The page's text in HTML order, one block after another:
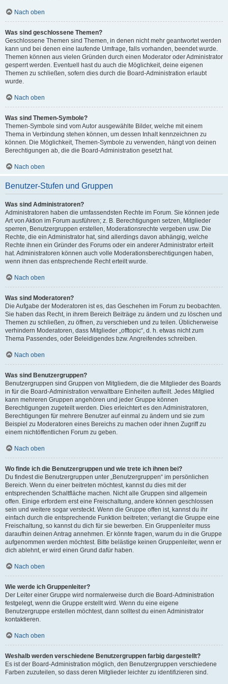
Nach oben
Was sind geschlossene Themen?
Geschlossene Themen sind Themen, in denen nicht mehr geantwortet werden
kann und bei denen eine laufende Umfrage, falls vorhanden, beendet wurde.
Themen können aus vielen Gründen durch einen Moderator oder Administrator
gesperrt werden. Eventuell hast du auch die Möglichkeit, deine eigenen
Themen zu schließen, sofern dies durch die Board-Administration erlaubt
wurde.
Nach oben
Was sind Themen-Symbole?
Themen-Symbole sind vom Autor ausgewählte Bilder, welche mit einem
Thema in Verbindung stehen können, um dessen Inhalt kennzeichnen zu
können. Die Möglichkeit, Themen-Symbole zu verwenden, hängt von deinen
Berechtigungen ab, die die Board-Administration gesetzt hat.
Nach oben
Benutzer-Stufen und Gruppen
Was sind Administratoren?
Administratoren haben die umfassendsten Rechte im Forum. Sie können jede
Art von Aktion im Forum ausführen; z. B. Berechtigungen setzen, Mitglieder
sperren, Benutzergruppen erstellen, Moderationsrechte vergeben usw. Die
Rechte, die ein Administrator hat, sind allerdings davon abhängig, welche
Rechte ihnen ein Gründer des Forums oder ein anderer Administrator erteilt
hat. Administratoren können auch volle Moderationsberechtigungen haben,
wenn ihnen das entsprechende Recht erteilt wurde.
Nach oben
Was sind Moderatoren?
Die Aufgabe der Moderatoren ist es, das Geschehen im Forum zu beobachten.
Sie haben das Recht, in ihrem Bereich Beiträge zu ändern und zu löschen und
Themen zu schließen, zu öffnen, zu verschieben und zu teilen. Üblicherweise
verhindern Moderatoren, dass Mitglieder „offtopic“, d. h. etwas nicht zum
Thema Passendes, oder Beleidigendes bzw. Angreifendes schreiben.
Nach oben
Was sind Benutzergruppen?
Benutzergruppen sind Gruppen von Mitgliedern, die die Mitglieder des Boards
in für die Board-Administration verwaltbare Einheiten aufteilt. Jedes Mitglied
kann mehreren Gruppen angehören und jeder Gruppe können
Berechtigungen zugeteilt werden. Dies erleichtert es den Administratoren,
Berechtigungen für mehrere Benutzer auf einmal zu ändern und sie zum
Beispiel zu Moderatoren eines Bereichs zu machen oder ihnen Zugriff zu
einem nichtöffentlichen Forum zu geben.
Nach oben
Wo finde ich die Benutzergruppen und wie trete ich ihnen bei?
Du findest die Benutzergruppen unter „Benutzergruppen“ im persönlichen
Bereich. Wenn du einer beitreten möchtest, kannst du dies mit der
entsprechenden Schaltfläche machen. Nicht alle Gruppen sind allgemein
offen. Einige erfordern erst eine Freischaltung, andere können geschlossen
sein und weitere sogar versteckt. Wenn die Gruppe offen ist, kannst du ihr
einfach durch die entsprechende Funktion beitreten; verlangt die Gruppe eine
Freischaltung, so kannst du dich für sie bewerben. Ein Gruppenleiter muss
daraufhin deinen Antrag annehmen. Er könnte fragen, warum du in die Gruppe
aufgenommen werden möchtest. Bitte belästige keinen Gruppenleiter, wenn er
dich ablehnt, er wird einen Grund dafür haben.
Nach oben
Wie werde ich Gruppenleiter?
Der Leiter einer Gruppe wird normalerweise durch die Board-Administration
festgelegt, wenn die Gruppe erstellt wird. Wenn du eine eigene
Benutzergruppe erstellen möchtest, dann solltest du einen Administrator
kontaktieren.
Nach oben
Weshalb werden verschiedene Benutzergruppen farbig dargestellt?
Es ist der Board-Administration möglich, den Benutzergruppen verschiedene
Farben zuzuteilen, so dass deren Mitglieder leichter zu identifizieren sind.